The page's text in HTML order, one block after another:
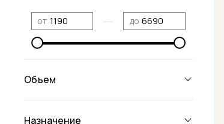
от до
Объем
Назначение